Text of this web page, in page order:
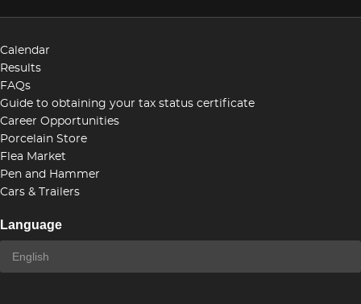
Calendar
Results
FAQs
Guide to obtaining your tax status certificate
Career Opportunities
Porcelain Store
Flea Market
Pen and Hammer
Cars & Trailers
Language